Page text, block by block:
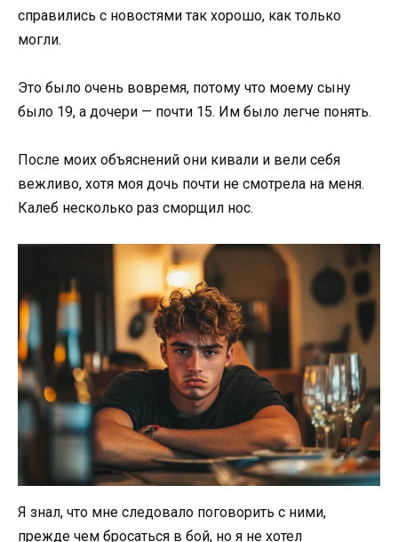
справились с новостями так хорошо, как только
могли.
Это было очень вовремя, потому что моему сыну
было 19, а дочери — почти 15. Им было легче понять.
После моих объяснений они кивали и вели себя
вежливо, хотя моя дочь почти не смотрела на меня.
Калеб несколько раз сморщил нос.
Я знал, что мне следовало поговорить с ними,
прежде чем бросаться в бой, но я не хотел